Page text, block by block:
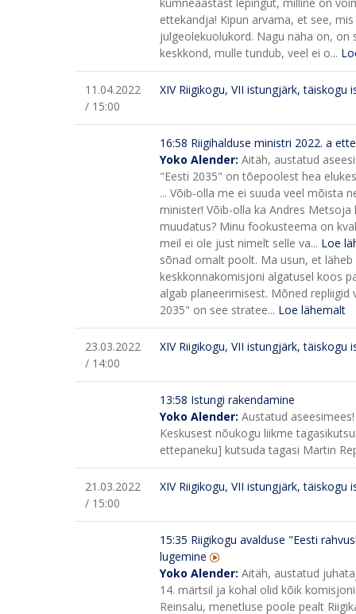
ettekandja! Kipun arvama, et see,
julgeolekuolukord. Nagu näha on, on
keskkond, mulle tundub, veel ei o...
11.04.2022
/ 15:00
XIV Riigikogu, VII istungjärk, täiskogu
16:58 Riigihalduse ministri 2022. a
Yoko Alender: Aitäh, austatud
"Eesti 2035" on tõepoolest hea
... Võib-olla me ei suuda veel mõista
minister! Võib-olla ka Andres
muudatus? Minu fookusteema on
meil ei ole just nimelt selle va... Loe
sõnad omalt poolt. Ma usun, et läheb
keskkonnakomisjoni algatusel koos
algab planeerimisest. Mõned
2035" on see stratee... Loe lähemalt
23.03.2022
/ 14:00
XIV Riigikogu, VII istungjärk, täiskogu
13:58 Istungi rakendamine
Yoko Alender: Austatud
Keskusest nõukogu liikme
ettepaneku] kutsuda tagasi Martin
21.03.2022
/ 15:00
XIV Riigikogu, VII istungjärk, täiskogu
15:35 Riigikogu avalduse "Eesti
lugemine
Yoko Alender: Aitäh, austatud
14. märtsil ja kohal olid kõik
Reinsalu, menetluse poole pealt